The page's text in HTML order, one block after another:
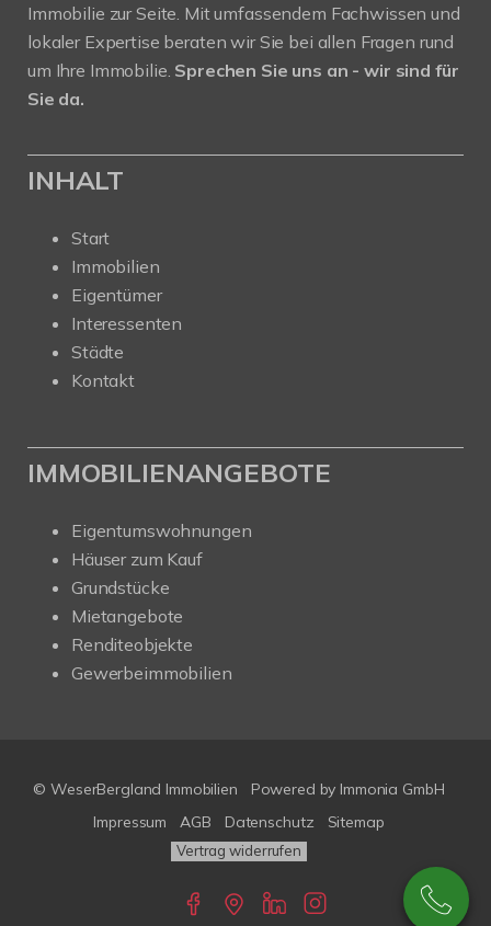
Immobilie zur Seite. Mit umfassendem Fachwissen und
lokaler Expertise beraten wir Sie bei allen Fragen rund
um Ihre Immobilie. Sprechen Sie uns an - wir sind für
Sie da.
INHALT
Start
Immobilien
Eigentümer
Interessenten
Städte
Kontakt
IMMOBILIENANGEBOTE
Eigentumswohnungen
Häuser zum Kauf
Grundstücke
Mietangebote
Renditeobjekte
Gewerbeimmobilien
© WeserBergland Immobilien Powered by Immonia GmbH
Impressum
AGB Datenschutz Sitemap
Vertrag widerrufen